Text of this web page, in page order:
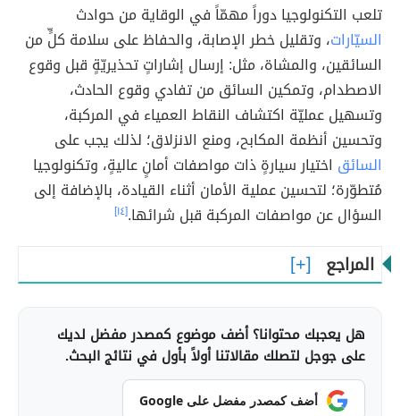
تلعب التكنولوجيا دوراً مهمّاً في الوقاية من حوادث
السيّارات، وتقليل خطر الإصابة، والحفاظ على سلامة كلٍّ من
السائقين، والمشاة، مثل: إرسال إشاراتٍ تحذيريّةٍ قبل وقوع
الاصطدام، وتمكين السائق من تفادي وقوع الحادث،
وتسهيل عمليّة اكتشاف النقاط العمياء في المركبة،
وتحسين أنظمة المكابح، ومنع الانزلاق؛ لذلك يجب على
السائق اختيار سيارةٍ ذات مواصفات أمانٍ عاليةٍ، وتكنولوجيا
مُتطوّرة؛ لتحسين عملية الأمان أثناء القيادة، بالإضافة إلى
السؤال عن مواصفات المركبة قبل شرائها.[١٤]
المراجع
هل يعجبك محتوانا؟ أضف موضوع كمصدر مفضل لديك
على جوجل لتصلك مقالاتنا أولاً بأول في نتائج البحث.
أضف كمصدر مفضل على Google